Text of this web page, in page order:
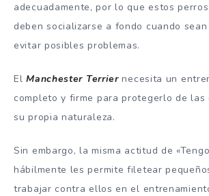
adecuadamente, por lo que estos perros
deben socializarse a fondo cuando
evitar posibles problemas.
ElManchester Terriernecesita un
completo y firme para protegerlo de las
su propia naturaleza.
Sin embargo, la misma actitud de
hábilmente les permite filetear
trabajar contra ellos en el